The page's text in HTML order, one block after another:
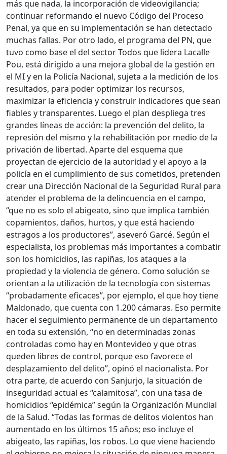
más que nada, la incorporación de videovigilancia;
continuar reformando el nuevo Código del Proceso
Penal, ya que en su implementación se han detectado
muchas fallas. Por otro lado, el programa del PN, que
tuvo como base el del sector Todos que lidera Lacalle
Pou, está dirigido a una mejora global de la gestión en
el MI y en la Policía Nacional, sujeta a la medición de los
resultados, para poder optimizar los recursos,
maximizar la eficiencia y construir indicadores que sean
fiables y transparentes. Luego el plan despliega tres
grandes líneas de acción: la prevención del delito, la
represión del mismo y la rehabilitación por medio de la
privación de libertad. Aparte del esquema que
proyectan de ejercicio de la autoridad y el apoyo a la
policía en el cumplimiento de sus cometidos, pretenden
crear una Dirección Nacional de la Seguridad Rural para
atender el problema de la delincuencia en el campo,
“que no es solo el abigeato, sino que implica también
copamientos, daños, hurtos, y que está haciendo
estragos a los productores”, aseveró Garcé. Según el
especialista, los problemas más importantes a combatir
son los homicidios, las rapiñas, los ataques a la
propiedad y la violencia de género. Como solución se
orientan a la utilización de la tecnología con sistemas
“probadamente eficaces”, por ejemplo, el que hoy tiene
Maldonado, que cuenta con 1.200 cámaras. Eso permite
hacer el seguimiento permanente de un departamento
en toda su extensión, “no en determinadas zonas
controladas como hay en Montevideo y que otras
queden libres de control, porque eso favorece el
desplazamiento del delito”, opinó el nacionalista. Por
otra parte, de acuerdo con Sanjurjo, la situación de
inseguridad actual es “calamitosa”, con una tasa de
homicidios “epidémica” según la Organización Mundial
de la Salud. “Todas las formas de delitos violentos han
aumentado en los últimos 15 años; eso incluye el
abigeato, las rapiñas, los robos. Lo que viene haciendo